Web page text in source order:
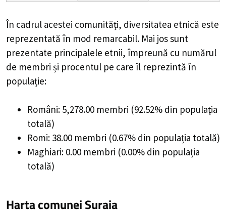
În cadrul acestei comunități, diversitatea etnică este
reprezentată în mod remarcabil. Mai jos sunt
prezentate principalele etnii, împreună cu numărul
de membri și procentul pe care îl reprezintă în
populație:
Români: 5,278.00 membri (92.52% din populația
totală)
Romi: 38.00 membri (0.67% din populația totală)
Maghiari: 0.00 membri (0.00% din populația
totală)
Harta comunei Suraia